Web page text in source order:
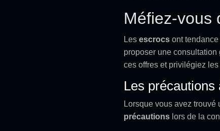
Méfiez-vous
Les escrocs ont
proposer une
ces offres et privilégiez
Les
Lorsque vous avez
précautions lors de la